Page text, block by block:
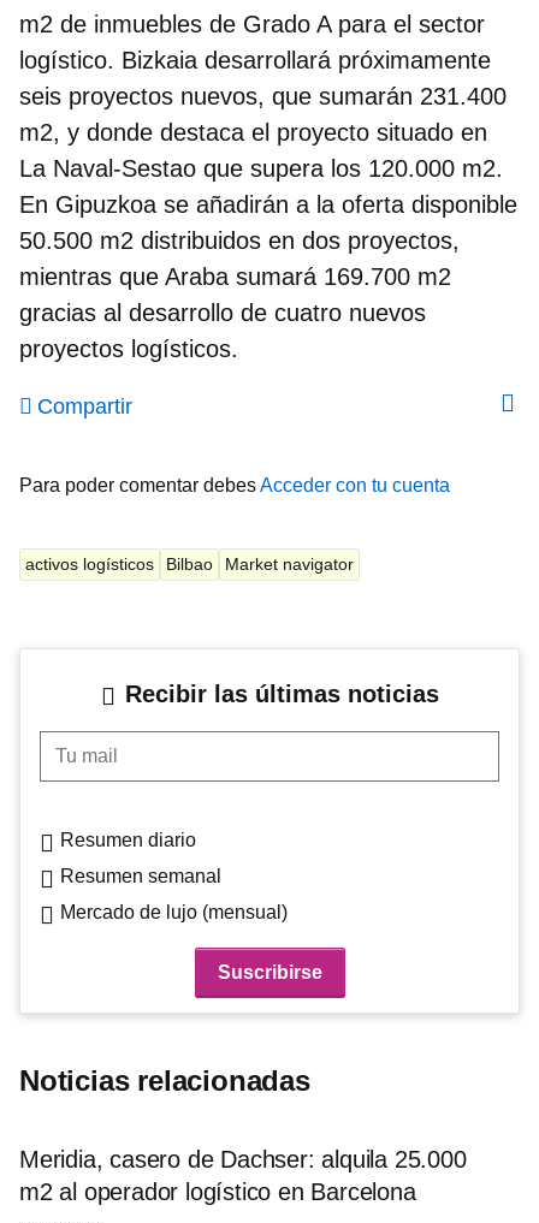
m2 de inmuebles de Grado A para el sector
logístico. Bizkaia desarrollará próximamente
seis proyectos nuevos, que sumarán 231.400
m2, y donde destaca el proyecto situado en
La Naval-Sestao que supera los 120.000 m2.
En Gipuzkoa se añadirán a la oferta disponible
50.500 m2 distribuidos en dos proyectos,
mientras que Araba sumará 169.700 m2
gracias al desarrollo de cuatro nuevos
proyectos logísticos.
Compartir
Para poder comentar debesAcceder con tu cuenta
activos logísticos Bilbao Market navigator
Recibir las últimas noticias
Tu mail
Resumen diario
Resumen semanal
Mercado de lujo (mensual)
Noticias relacionadas
Meridia, casero de Dachser: alquila 25.000
m2 al operador logístico en Barcelona